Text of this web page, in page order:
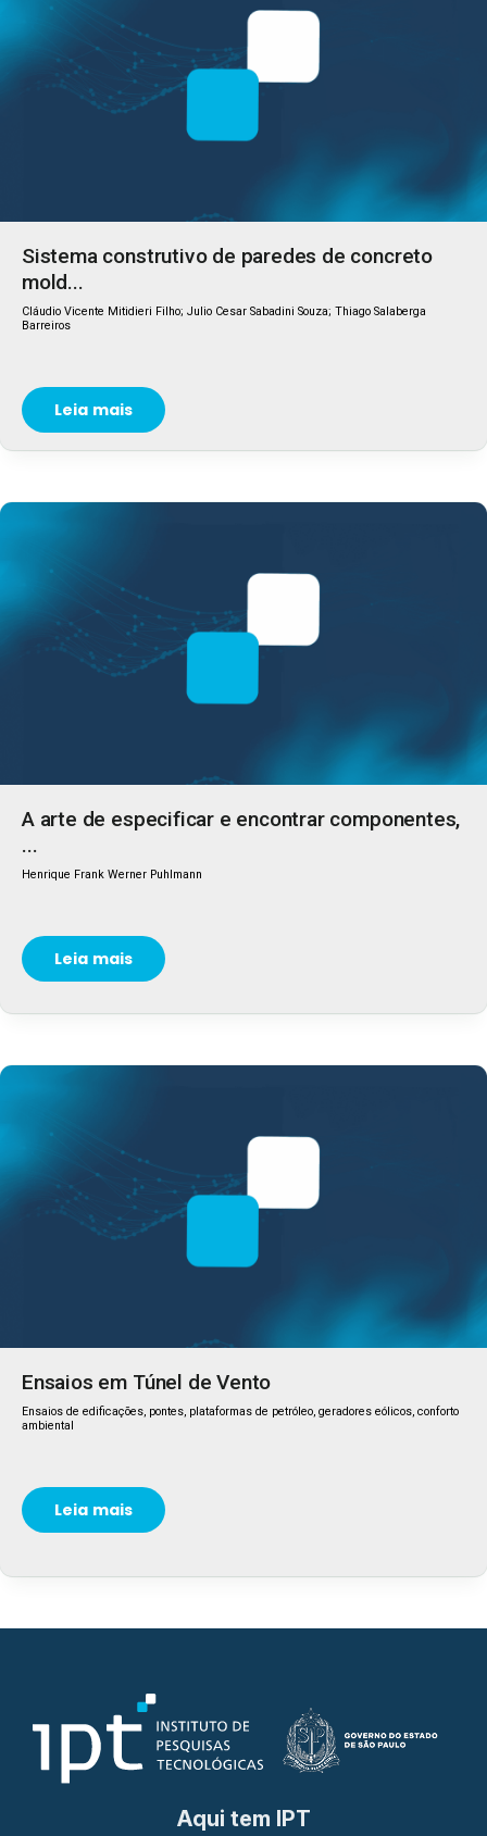
Sistema construtivo de paredes de concreto
mold...
Cláudio Vicente Mitidieri Filho; Julio Cesar Sabadini Souza; Thiago Salaberga
Barreiros
Leia mais
A arte de especificar e encontrar componentes,
...
Henrique Frank Werner Puhlmann
Leia mais
Ensaios em Túnel de Vento
Ensaios de edificações, pontes, plataformas de petróleo, geradores eólicos, conforto
ambiental
Leia mais
Aqui tem IPT